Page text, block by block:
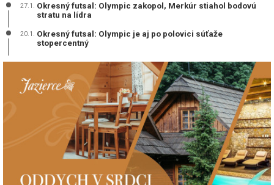
27.1. Okresný futsal: Olympic zakopol, Merkúr stiahol bodovú
stratu na lídra
20.1. Okresný futsal: Olympic je aj po polovici súťaže
stopercentný